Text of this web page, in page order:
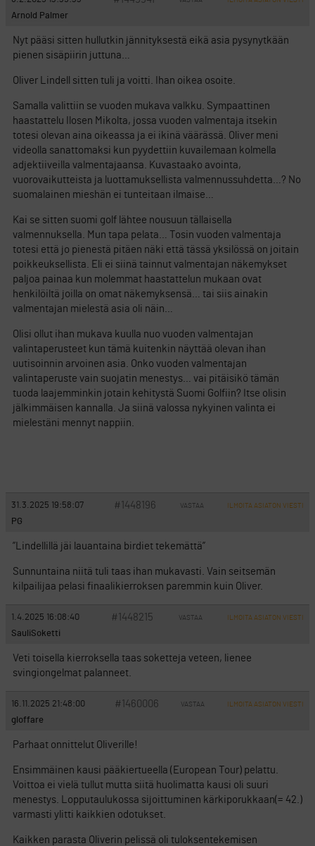
Arnold Palmer
Nyt pääsi sitten hullutkin jännityksestä eikä asia pysynytkään
pienen sisäpiirin juttuna…
Oliver Lindell sitten tuli ja voitti. Ihan oikea osoite.
Samalla valittiin se vuoden mukava valkku. Sympaattinen
haastattelu Ilosen Mikolta, jossa vuoden valmentaja itsekin
totesi olevan aina oikeassa ja ei ikinä väärässä. Oliver meni
videolla sanattomaksi kun pyydettiin kuvailemaan kolmella
adjektiiveilla valmentajaansa. Kuvastaako avointa,
vuorovaikutteista ja luottamuksellista valmennussuhdetta…? No
suomalainen mieshän ei tunteitaan ilmaise…
Kai se sitten suomi golf lähtee nousuun tällaisella
valmennuksella. Mun tapa pelata… Tosin vuoden valmentaja
totesi että jo pienestä pitäen näki että tässä yksilössä on joitain
poikkeuksellista. Eli ei siinä tainnut valmentajan näkemykset
paljoa painaa kun molemmat haastattelun mukaan ovat
henkilöiltä joilla on omat näkemyksensä… tai siis ainakin
valmentajan mielestä asia oli näin…
Olisi ollut ihan mukava kuulla nuo vuoden valmentajan
valintaperusteet kun tämä kuitenkin näyttää olevan ihan
uutisoinnin arvoinen asia. Onko vuoden valmentajan
valintaperuste vain suojatin menestys… vai pitäisikö tämän
tuoda laajemminkin jotain kehitystä Suomi Golfiin? Itse olisin
jälkimmäisen kannalla. Ja siinä valossa nykyinen valinta ei
mielestäni mennyt nappiin.
31.3.2025 19:58:07 #1448196 VASTAA ILMOITA ASIATON VIESTI
PG
”Lindellillä jäi lauantaina birdiet tekemättä”
Sunnuntaina niitä tuli taas ihan mukavasti. Vain seitsemän
kilpailijaa pelasi finaalikierroksen paremmin kuin Oliver.
1.4.2025 16:08:40 #1448215 VASTAA ILMOITA ASIATON VIESTI
SauliSoketti
Veti toisella kierroksella taas soketteja veteen, lienee
svingiongelmat palanneet.
16.11.2025 21:48:00 #1460006 VASTAA ILMOITA ASIATON VIESTI
gloffare
Parhaat onnittelut Oliverille!
Ensimmäinen kausi pääkiertueella (European Tour) pelattu.
Voittoa ei vielä tullut mutta siitä huolimatta kausi oli suuri
menestys. Lopputaulukossa sijoittuminen kärkiporukkaan(= 42.)
varmasti ylitti kaikkien odotukset.
Kaikken parasta Oliverin pelissä oli tuloksentekemisen